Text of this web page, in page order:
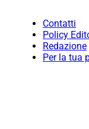
Contatti
Policy
Redazione
Per la tua